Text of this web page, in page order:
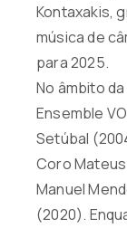
Kontaxakis,
música de
para 2025.
No âmbito
Ensemble
Setúbal
Coro Mateus
Manuel
(2020).